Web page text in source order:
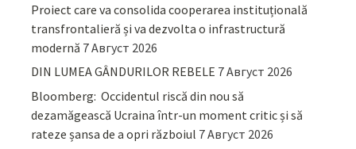
Proiect care va consolida cooperarea instituțională
transfrontalieră și va dezvolta o infrastructură
modernă 7 Август 2026
DIN LUMEA GÂNDURILOR REBELE 7 Август 2026
Bloomberg: Occidentul riscă din nou să
dezamăgească Ucraina într-un moment critic și să
rateze șansa de a opri războiul 7 Август 2026